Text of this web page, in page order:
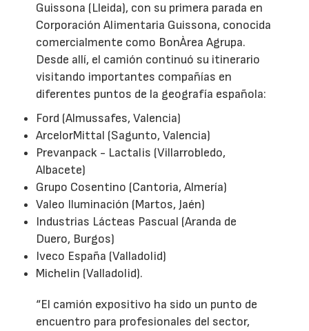
Guissona (Lleida), con su primera parada en
Corporación Alimentaria Guissona, conocida
comercialmente como BonÀrea Agrupa.
Desde allí, el camión continuó su itinerario
visitando importantes compañías en
diferentes puntos de la geografía española:
Ford (Almussafes, Valencia)
ArcelorMittal (Sagunto, Valencia)
Prevanpack - Lactalis (Villarrobledo,
Albacete)
Grupo Cosentino (Cantoria, Almería)
Valeo Iluminación (Martos, Jaén)
Industrias Lácteas Pascual (Aranda de
Duero, Burgos)
Iveco España (Valladolid)
Michelin (Valladolid).
“El camión expositivo ha sido un punto de
encuentro para profesionales del sector,